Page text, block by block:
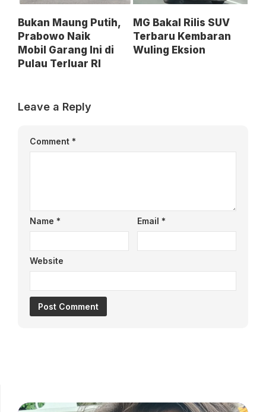
Bukan Maung Putih,
Prabowo Naik
Mobil Garang Ini di
Pulau Terluar RI
MG Bakal Rilis SUV
Terbaru Kembaran
Wuling Eksion
Leave a Reply
Comment *
Name * Email *
Website